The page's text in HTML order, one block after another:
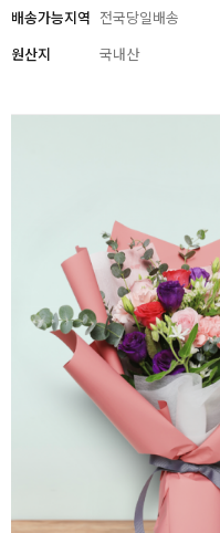
배송가능지역 전국당일배송
원산지 국내산